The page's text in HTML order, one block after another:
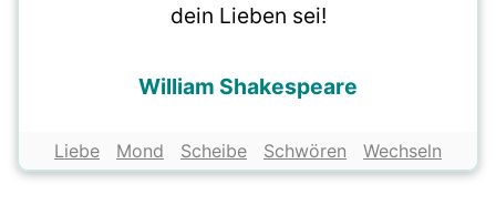
dein Lieben sei!
William Shakespeare
Liebe Mond Scheibe Schwören Wechseln